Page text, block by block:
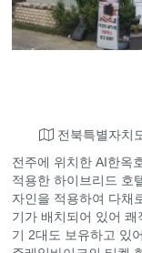
전북특별자치
전주에 위치한 AI한옥
적용한 하이브리드 호
자인을 적용하여 다채
기가 배치되어 있어
기 2대도 보유하고 있